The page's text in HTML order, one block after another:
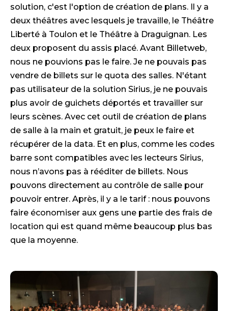
solution, c'est l'option de création de plans. Il y a
deux théâtres avec lesquels je travaille, le Théâtre
Liberté à Toulon et le Théâtre à Draguignan. Les
deux proposent du assis placé. Avant Billetweb,
nous ne pouvions pas le faire. Je ne pouvais pas
vendre de billets sur le quota des salles. N'étant
pas utilisateur de la solution Sirius, je ne pouvais
plus avoir de guichets déportés et travailler sur
leurs scènes. Avec cet outil de création de plans
de salle à la main et gratuit, je peux le faire et
récupérer de la data. Et en plus, comme les codes
barre sont compatibles avec les lecteurs Sirius,
nous n’avons pas à rééditer de billets. Nous
pouvons directement au contrôle de salle pour
pouvoir entrer. Après, il y a le tarif : nous pouvons
faire économiser aux gens une partie des frais de
location qui est quand même beaucoup plus bas
que la moyenne.